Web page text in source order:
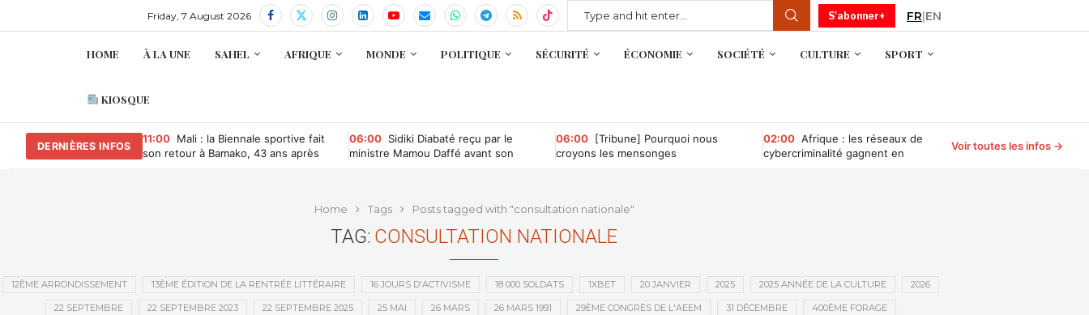
Friday, 7 August 2026 S'abonner+ FR|EN
HOME À LA UNE SAHEL AFRIQUE MONDE POLITIQUE SÉCURITÉ ÉCONOMIE SOCIÉTÉ CULTURE SPORT
KIOSQUE
DERNIÈRES INFOS
11:00 Mali : la Biennale sportive fait
son retour à Bamako, 43 ans après
06:00 Sidiki Diabaté reçu par le
ministre Mamou Daffé avant son
06:00 [Tribune] Pourquoi nous
croyons les mensonges
02:00 Afrique : les réseaux de
cybercriminalité gagnent en
Voir toutes les infos →
Home Tags Posts tagged with "consultation nationale"
TAG: CONSULTATION NATIONALE
12ÈME ARRONDISSEMENT 13ÈME ÉDITION DE LA RENTRÉE LITTÉRAIRE 16 JOURS D'ACTIVISME 18 000 SOLDATS 1XBET 20 JANVIER 2025 2025 ANNÉE DE LA CULTURE 2026
22 SEPTEMBRE 22 SEPTEMBRE 2023 22 SEPTEMBRE 2025 25 MAI 26 MARS 26 MARS 1991 29ÈME CONGRÈS DE L'AEEM 31 DÉCEMBRE 400ÈME FORAGE